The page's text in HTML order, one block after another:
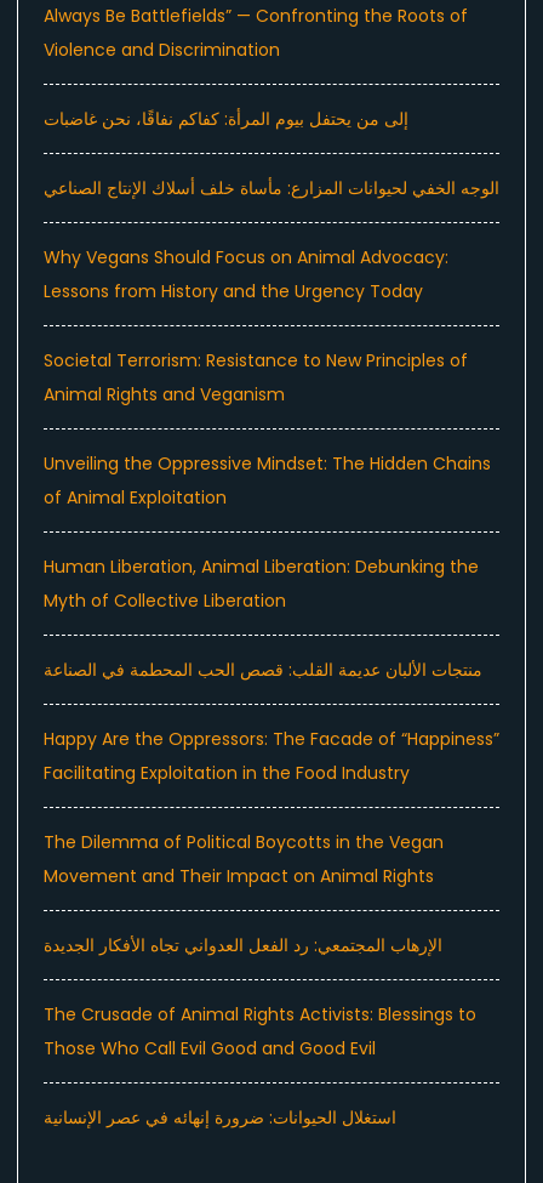
Always Be Battlefields” — Confronting the Roots of
Violence and Discrimination
إلى من يحتفل بيوم المرأة: كفاكم نفاقًا، نحن غاضبات
الوجه الخفي لحيوانات المزارع: مأساة خلف أسلاك الإنتاج الصناعي
Why Vegans Should Focus on Animal Advocacy:
Lessons from History and the Urgency Today
Societal Terrorism: Resistance to New Principles of
Animal Rights and Veganism
Unveiling the Oppressive Mindset: The Hidden Chains
of Animal Exploitation
Human Liberation, Animal Liberation: Debunking the
Myth of Collective Liberation
منتجات الألبان عديمة القلب: قصص الحب المحطمة في الصناعة
Happy Are the Oppressors: The Facade of “Happiness”
Facilitating Exploitation in the Food Industry
The Dilemma of Political Boycotts in the Vegan
Movement and Their Impact on Animal Rights
الإرهاب المجتمعي: رد الفعل العدواني تجاه الأفكار الجديدة
The Crusade of Animal Rights Activists: Blessings to
Those Who Call Evil Good and Good Evil
استغلال الحيوانات: ضرورة إنهائه في عصر الإنسانية